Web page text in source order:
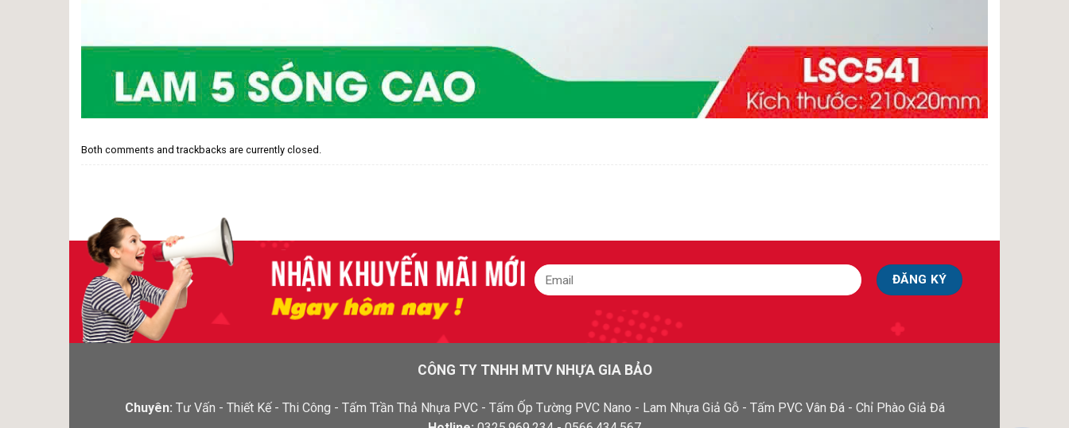
Both comments and trackbacks are currently closed.
CÔNG TY TNHH MTV NHỰA GIA BẢO
Chuyên: Tư Vấn - Thiết Kế - Thi Công - Tấm Trần Thả Nhựa PVC - Tấm Ốp Tường PVC Nano - Lam Nhựa Giả Gỗ - Tấm PVC Vân Đá - Chỉ Phào Giả Đá